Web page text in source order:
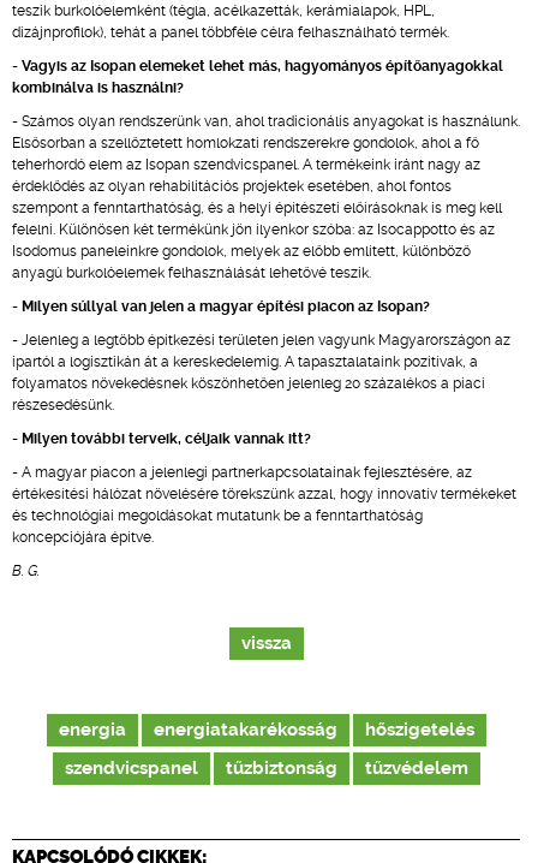
teszik burkolóelemként (tégla, acélkazetták, kerámialapok, HPL,
dizájnprofilok), tehát a panel többféle célra felhasználható termék.
- Vagyis az Isopan elemeket lehet más, hagyományos építőanyagokkal
kombinálva is használni?
- Számos olyan rendszerünk van, ahol tradicionális anyagokat is használunk.
Elsősorban a szellőztetett homlokzati rendszerekre gondolok, ahol a fő
teherhordó elem az Isopan szendvicspanel. A termékeink iránt nagy az
érdeklődés az olyan rehabilitációs projektek esetében, ahol fontos
szempont a fenntarthatóság, és a helyi építészeti előírásoknak is meg kell
felelni. Különösen két termékünk jön ilyenkor szóba: az Isocappotto és az
Isodomus paneleinkre gondolok, melyek az előbb említett, különböző
anyagú burkolóelemek felhasználását lehetővé teszik.
- Milyen súllyal van jelen a magyar építési piacon az Isopan?
- Jelenleg a legtöbb építkezési területen jelen vagyunk Magyarországon az
ipartól a logisztikán át a kereskedelemig. A tapasztalataink pozitívak, a
folyamatos növekedésnek köszönhetően jelenleg 20 százalékos a piaci
részesedésünk.
- Milyen további terveik, céljaik vannak itt?
- A magyar piacon a jelenlegi partnerkapcsolatainak fejlesztésére, az
értékesítési hálózat növelésére törekszünk azzal, hogy innovatív termékeket
és technológiai megoldásokat mutatunk be a fenntarthatóság
koncepciójára építve.
B. G.
vissza
energia energiatakarékosság
hőszigetelés
szendvicspanel
tűzbiztonság tűzvédelem
KAPCSOLÓDÓ CIKKEK: